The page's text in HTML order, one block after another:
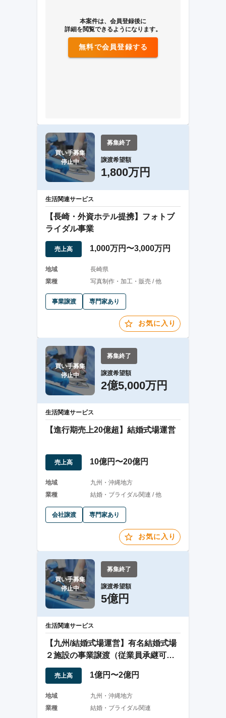
本案件は、会員登録後に
詳細を閲覧できるようになります。
無料で会員登録する
買い手募集
停止中
募集終了
譲渡希望額
1,800万円
生活関連サービス
【長崎・外資ホテル提携】フォトブ
ライダル事業
売上高 1,000万円〜3,000万円
地域
長崎県
業種
写真制作・加工・販売 / 他
事業譲渡 専門家あり
お気に入り
買い手募集
停止中
募集終了
譲渡希望額
2億5,000万円
生活関連サービス
【進行期売上20億超】結婚式場運営
売上高 10億円〜20億円
地域
九州・沖縄地方
業種
結婚・ブライダル関連 / 他
会社譲渡 専門家あり
お気に入り
買い手募集
停止中
募集終了
譲渡希望額
5億円
生活関連サービス
【九州/結婚式場運営】有名結婚式場
２施設の事業譲渡（従業員承継可
能）
売上高 1億円〜2億円
地域
九州・沖縄地方
業種
結婚・ブライダル関連